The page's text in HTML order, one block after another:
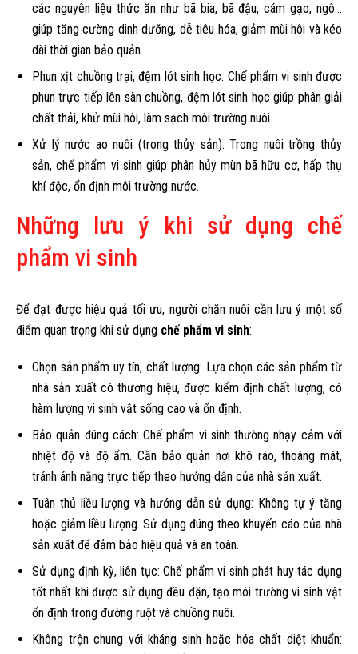
các nguyên liệu thức ăn như bã bia, bã đậu, cám gạo, ngô…
giúp tăng cường dinh dưỡng, dễ tiêu hóa, giảm mùi hôi và kéo
dài thời gian bảo quản.
Phun xịt chuồng trại, đệm lót sinh học: Chế phẩm vi sinh được
phun trực tiếp lên sàn chuồng, đệm lót sinh học giúp phân giải
chất thải, khử mùi hôi, làm sạch môi trường nuôi.
Xử lý nước ao nuôi (trong thủy sản): Trong nuôi trồng thủy
sản, chế phẩm vi sinh giúp phân hủy mùn bã hữu cơ, hấp thụ
khí độc, ổn định môi trường nước.
Những lưu ý khi sử dụng chế
phẩm vi sinh
Để đạt được hiệu quả tối ưu, người chăn nuôi cần lưu ý một số
điểm quan trọng khi sử dụng chế phẩm vi sinh:
Chọn sản phẩm uy tín, chất lượng: Lựa chọn các sản phẩm từ
nhà sản xuất có thương hiệu, được kiểm định chất lượng, có
hàm lượng vi sinh vật sống cao và ổn định.
Bảo quản đúng cách: Chế phẩm vi sinh thường nhạy cảm với
nhiệt độ và độ ẩm. Cần bảo quản nơi khô ráo, thoáng mát,
tránh ánh nắng trực tiếp theo hướng dẫn của nhà sản xuất.
Tuân thủ liều lượng và hướng dẫn sử dụng: Không tự ý tăng
hoặc giảm liều lượng. Sử dụng đúng theo khuyến cáo của nhà
sản xuất để đảm bảo hiệu quả và an toàn.
Sử dụng định kỳ, liên tục: Chế phẩm vi sinh phát huy tác dụng
tốt nhất khi được sử dụng đều đặn, tạo môi trường vi sinh vật
ổn định trong đường ruột và chuồng nuôi.
Không trộn chung với kháng sinh hoặc hóa chất diệt khuẩn: